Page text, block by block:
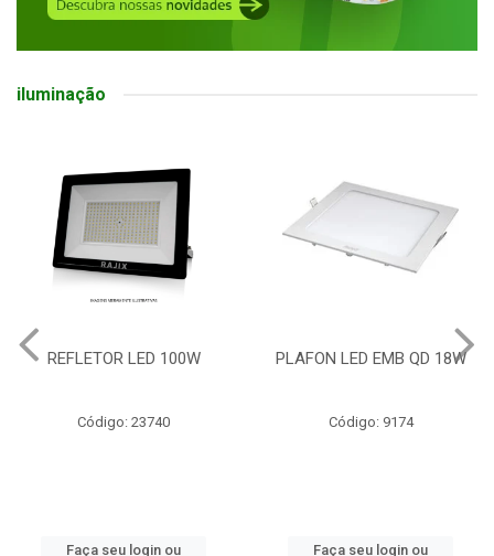
iluminação
REFLETOR LED 100W
Código: 23740
Faça seu login ou
PLAFON LED EMB QD 18W
Código: 9174
Faça seu login ou